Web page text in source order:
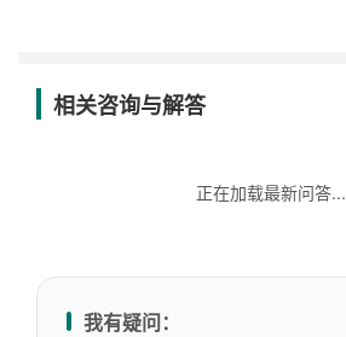
相关咨询与解答
正在加载最新问答...
我有疑问：